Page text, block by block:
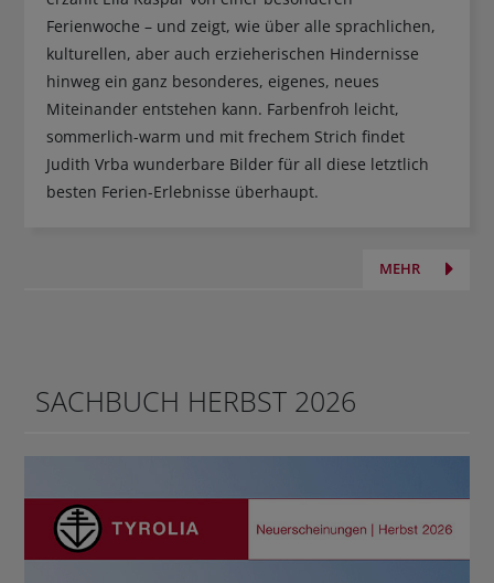
Ferienwoche – und zeigt, wie über alle sprachlichen,
kulturellen, aber auch erzieherischen Hindernisse
hinweg ein ganz besonderes, eigenes, neues
Miteinander entstehen kann. Farbenfroh leicht,
sommerlich-warm und mit frechem Strich findet
Judith Vrba wunderbare Bilder für all diese letztlich
besten Ferien-Erlebnisse überhaupt.
MEHR
SACHBUCH HERBST 2026